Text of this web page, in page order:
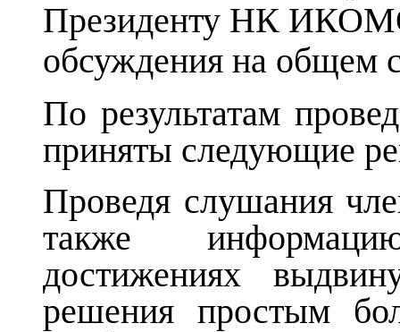
Президенту НК
обсуждения на общем
По результатам
приняты следующие
Проведя слушания
также
достижениях
решения простым